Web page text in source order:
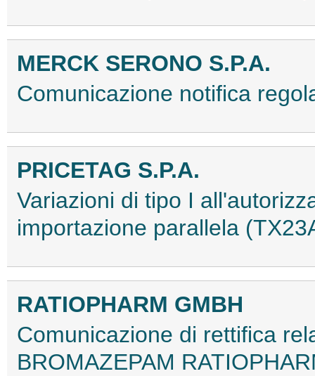
MERCK SERONO S.P.A.
Comunicazione notifica
PRICETAG S.P.A.
Variazioni di tipo I
importazione parallela
RATIOPHARM GMBH
Comunicazione di rettifica
BROMAZEPAM